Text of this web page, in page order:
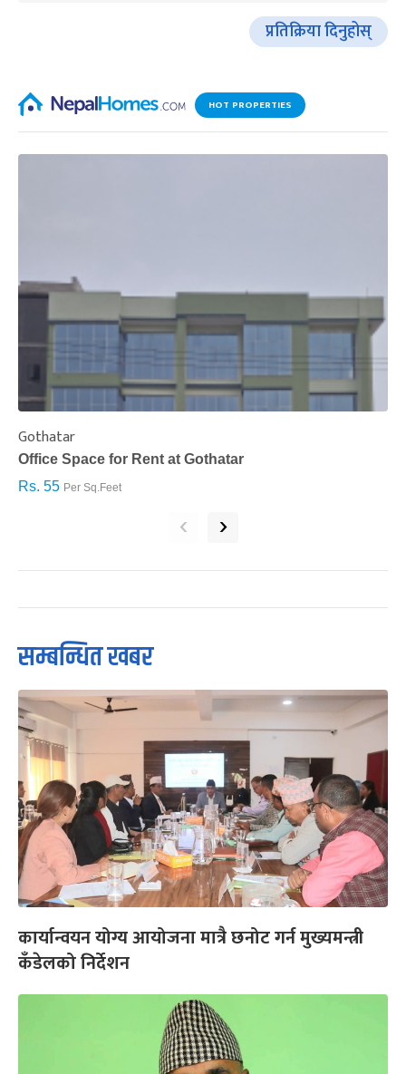
प्रतिक्रिया दिनुहोस्
HOT PROPERTIES
Gothatar
Office Space for Rent at Gothatar
Rs. 55 Per Sq.Feet
‹ ›
सम्बन्धित खबर
कार्यान्वयन योग्य आयोजना मात्रै छनोट गर्न मुख्यमन्त्री
कँडेलको निर्देशन